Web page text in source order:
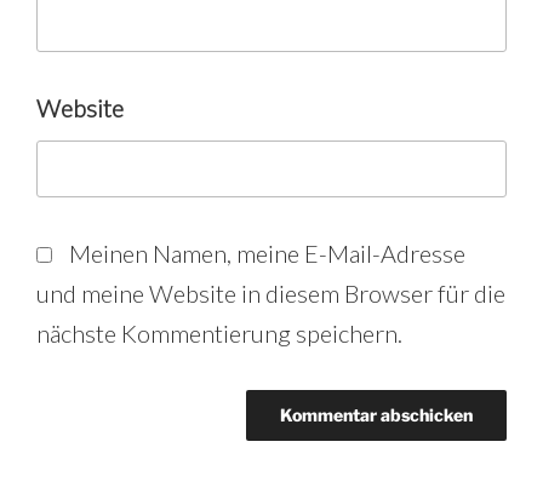
Website
Meinen Namen, meine E-Mail-Adresse
und meine Website in diesem Browser für die
nächste Kommentierung speichern.